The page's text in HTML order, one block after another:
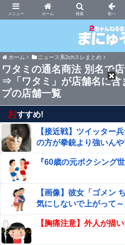
ホーム
まにゅそく 2chまとめニ
ホーム ニュース系2chスレまとめ
ワタミの通名商法 別名で
⇒「ワタミ」が店舗名に含
プの店舗一覧
おすすめ!
【接近戦】ツイッター
の方が拳銃より強いんや
『60歳の元ボクシング
【画像】彼女「ゴメン
気にしないで上がって～
【胸痛注意】外人が描